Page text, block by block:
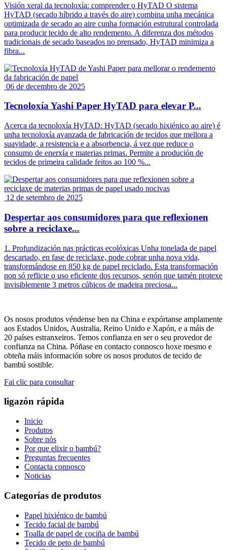
Visión xeral da tecnoloxía: comprender o HyTAD O sistema
HyTAD (secado híbrido a través do aire) combina unha mecánica
optimizada de secado ao aire cunha formación estrutural controlada
para producir tecido de alto rendemento. A diferenza dos métodos
tradicionais de secado baseados no prensado, HyTAD minimiza a
fibra...
06 de decembro de 2025
Tecnoloxía Yashi Paper HyTAD para elevar P...
Acerca da tecnoloxía HyTAD: HyTAD (secado hixiénico ao aire) é
unha tecnoloxía avanzada de fabricación de tecidos que mellora a
suavidade, a resistencia e a absorbencia, á vez que reduce o
consumo de enerxía e materias primas. Permite a produción de
tecidos de primeira calidade feitos ao 100 %...
12 de setembro de 2025
Despertar aos consumidores para que reflexionen
sobre a reciclaxe...
1. Profundización nas prácticas ecolóxicas Unha tonelada de papel
descartado, en fase de reciclaxe, pode cobrar unha nova vida,
transformándose en 850 kg de papel reciclado. Esta transformación
non só reflicte o uso eficiente dos recursos, senón que tamén protexe
invisiblemente 3 metros cúbicos de madeira preciosa...
Os nosos produtos véndense ben na China e expórtanse amplamente
aos Estados Unidos, Australia, Reino Unido e Xapón, e a máis de
20 países estranxeiros. Temos confianza en ser o seu provedor de
confianza na China. Póñase en contacto connosco hoxe mesmo e
obteña máis información sobre os nosos produtos de tecido de
bambú sostible.
Fai clic para consultar
ligazón rápida
Inicio
Produtos
Sobre nós
Por que elixir o bambú?
Preguntas frecuentes
Contacta connosco
Noticias
Categorías de produtos
Papel hixiénico de bambú
Tecido facial de bambú
Toalla de papel de cociña de bambú
Tecido de peto de bambú